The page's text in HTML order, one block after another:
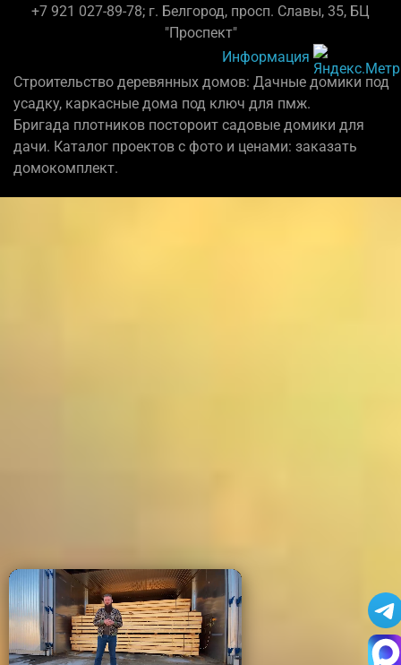
+7 921 027-89-78; г. Белгород, просп. Славы, 35, БЦ
"Проспект"
Информация
Строительство деревянных домов: Дачные домики под
усадку, каркасные дома под ключ для пмж.
Бригада плотников постороит садовые домики для
дачи. Каталог проектов с фото и ценами: заказать
домокомплект.